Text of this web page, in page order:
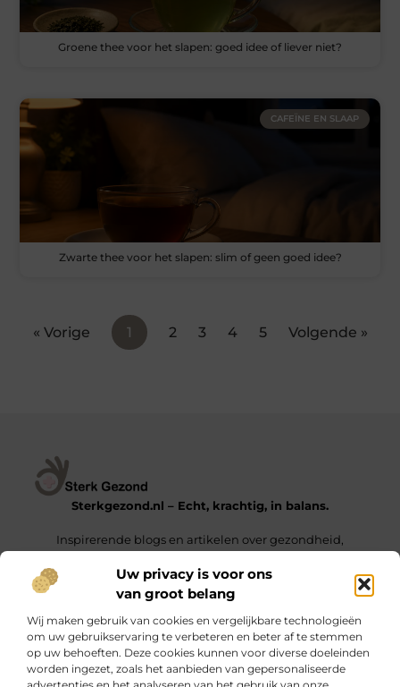
Uw privacy is voor ons
van groot belang
Wij maken gebruik van cookies en vergelijkbare technologieën
om uw gebruikservaring te verbeteren en beter af te stemmen
op uw behoeften. Deze cookies kunnen voor diverse doeleinden
worden ingezet, zoals het aanbieden van gepersonaliseerde
Groene thee voor het slapen: goed idee of liever niet?
CAFEÏNE EN SLAAP
Zwarte thee voor het slapen: slim of geen goed idee?
« Vorige 1 2 3 4 5 Volgende »
Sterkgezond.nl – Echt, krachtig, in balans.
Inspirerende blogs en artikelen over gezondheid,
Onze informatie
Bericht categorie